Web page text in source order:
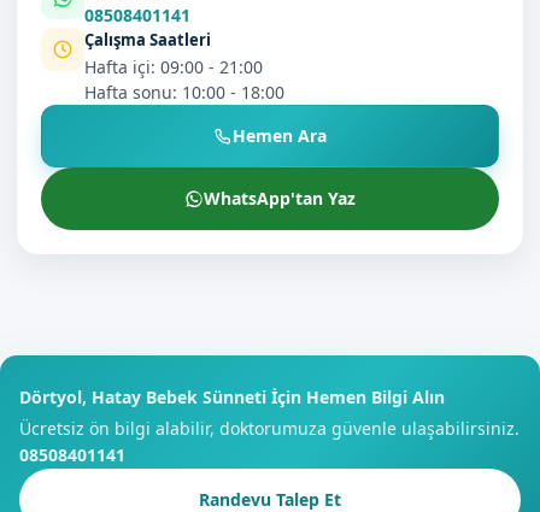
08508401141
Çalışma Saatleri
Hafta içi: 09:00 - 21:00
Hafta sonu: 10:00 - 18:00
Hemen Ara
WhatsApp'tan Yaz
Dörtyol, Hatay Bebek Sünneti İçin Hemen Bilgi Alın
Ücretsiz ön bilgi alabilir, doktorumuza güvenle ulaşabilirsiniz.
08508401141
Randevu Talep Et